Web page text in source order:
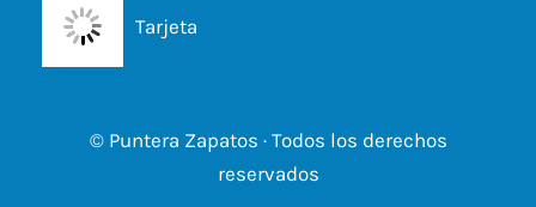
Tarjeta
© Puntera Zapatos · Todos los derechos
reservados